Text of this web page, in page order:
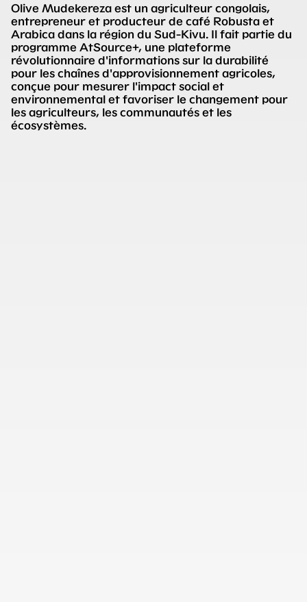
Olive Mudekereza est un agriculteur congolais,
entrepreneur et producteur de café Robusta et
Arabica dans la région du Sud-Kivu. Il fait partie du
programme AtSource+, une plateforme
révolutionnaire d'informations sur la durabilité
pour les chaînes d'approvisionnement agricoles,
conçue pour mesurer l'impact social et
environnemental et favoriser le changement pour
les agriculteurs, les communautés et les
écosystèmes.